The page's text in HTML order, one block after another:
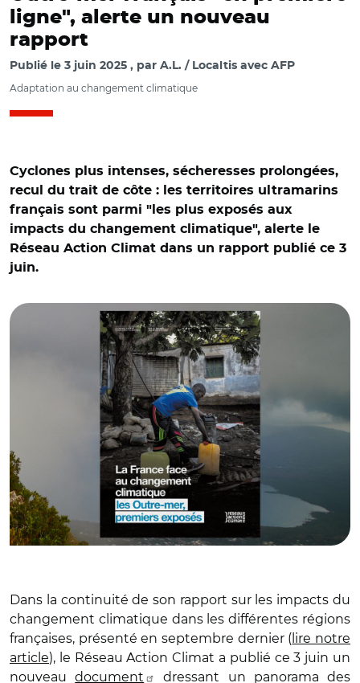
ligne", alerte un nouveau
rapport
Publié le 3 juin 2025 par A.L. / Localtis avec AFP
Adaptation au changement climatique
Cyclones plus intenses, sécheresses prolongées,
recul du trait de côte : les territoires ultramarins
français sont parmi "les plus exposés aux
impacts du changement climatique", alerte le
Réseau Action Climat dans un rapport publié ce 3
juin.
Dans la continuité de son rapport sur les impacts du
changement climatique dans les différentes régions
françaises, présenté en septembre dernier ( lire notre
article), le Réseau Action Climat a publié ce 3 juin un
nouveaudocument
dressant un panorama des